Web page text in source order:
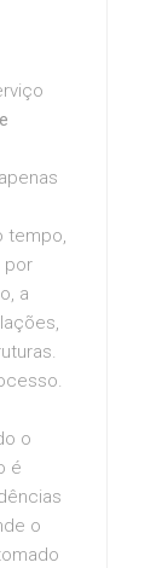
tempo,
por
a
o
é
o